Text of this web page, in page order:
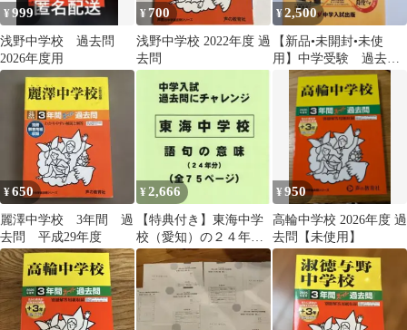
¥999
浅野中学校 過去問
2026年度用
¥ 700
浅野中学校 2022年度 過
去問
¥2,500
【新品•未開封•未使
用】中学受験 過去問
解説集 東海中学
¥650
麗澤中学校 3年間 過
去問 平成29年度
¥2,666
【特典付き】東海中学
校（愛知）の２４年分
の過去問『語句の意
¥950
高輪中学校 2026年度 過
去問【未使用】